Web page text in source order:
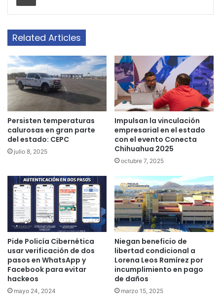
Related Articles
Persisten temperaturas
calurosas en gran parte
del estado: CEPC
julio 8, 2025
Impulsan la vinculación
empresarial en el estado
con el evento Conecta
Chihuahua 2025
octubre 7, 2025
Pide Policía Cibernética
usar verificación de dos
pasos en WhatsApp y
Facebook para evitar
hackeos
mayo 24, 2024
Niegan beneficio de
libertad condicional a
Lorena Leos Ramírez por
incumplimiento en pago
de daños
marzo 15, 2025